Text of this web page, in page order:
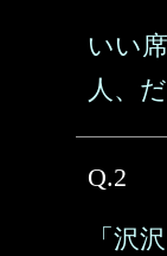
いい
人、
Q.2
「沢